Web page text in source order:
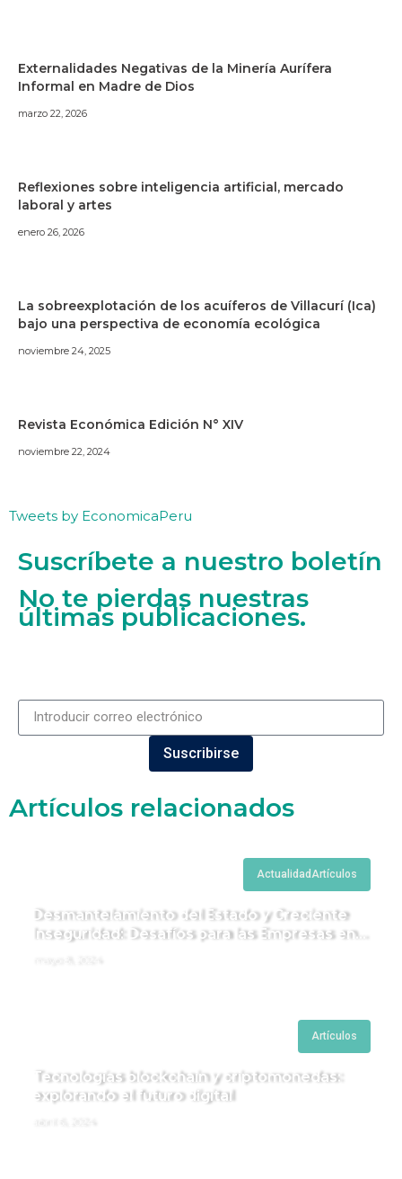
Externalidades Negativas de la Minería Aurífera
Informal en Madre de Dios
marzo 22, 2026
Reflexiones sobre inteligencia artificial, mercado
laboral y artes
enero 26, 2026
La sobreexplotación de los acuíferos de Villacurí (Ica)
bajo una perspectiva de economía ecológica
noviembre 24, 2025
Revista Económica Edición N° XIV
noviembre 22, 2024
Tweets by EconomicaPeru
Suscríbete a nuestro boletín
No te pierdas nuestras
últimas publicaciones.
Suscribirse
Artículos relacionados
Actualidad Artículos
Desmantelamiento del Estado y Creciente
Inseguridad: Desafíos para las Empresas en
Artículos
Tecnologías blockchain y criptomonedas:
explorando el futuro digital